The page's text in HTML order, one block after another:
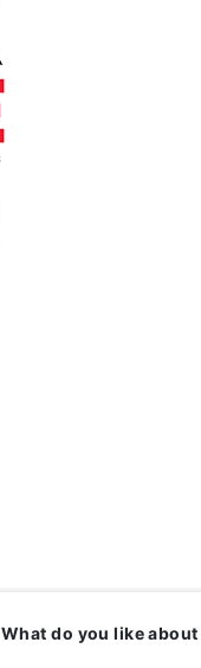
What do you like